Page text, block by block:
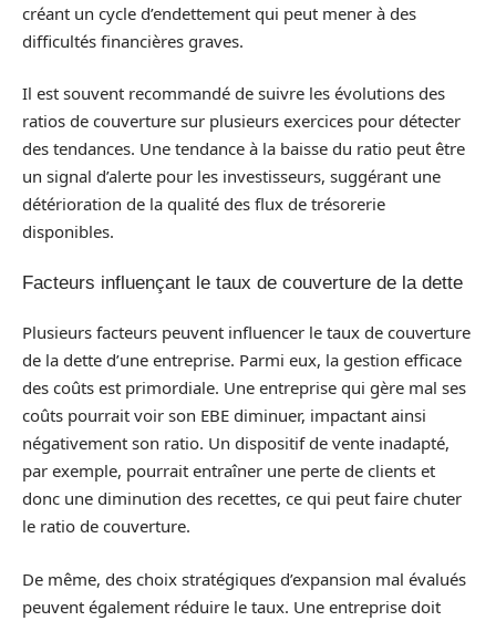
créant un cycle d’endettement qui peut mener à des
difficultés financières graves.
Il est souvent recommandé de suivre les évolutions des
ratios de couverture sur plusieurs exercices pour détecter
des tendances. Une tendance à la baisse du ratio peut être
un signal d’alerte pour les investisseurs, suggérant une
détérioration de la qualité des flux de trésorerie
disponibles.
Facteurs influençant le taux de couverture de la dette
Plusieurs facteurs peuvent influencer le taux de couverture
de la dette d’une entreprise. Parmi eux, la gestion efficace
des coûts est primordiale. Une entreprise qui gère mal ses
coûts pourrait voir son EBE diminuer, impactant ainsi
négativement son ratio. Un dispositif de vente inadapté,
par exemple, pourrait entraîner une perte de clients et
donc une diminution des recettes, ce qui peut faire chuter
le ratio de couverture.
De même, des choix stratégiques d’expansion mal évalués
peuvent également réduire le taux. Une entreprise doit